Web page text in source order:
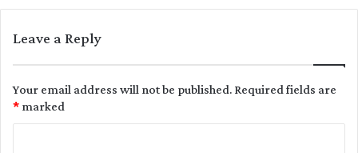
Leave a Reply
Your email address will not be published.Required fields are
marked
*